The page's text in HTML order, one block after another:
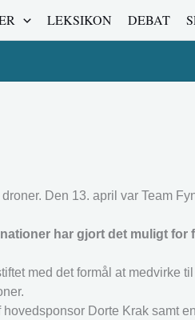
LEKSIKON DEBAT
Den 13. april var Team
har gjort det muligt
med det formål at medvirke
Dorte Krak samt